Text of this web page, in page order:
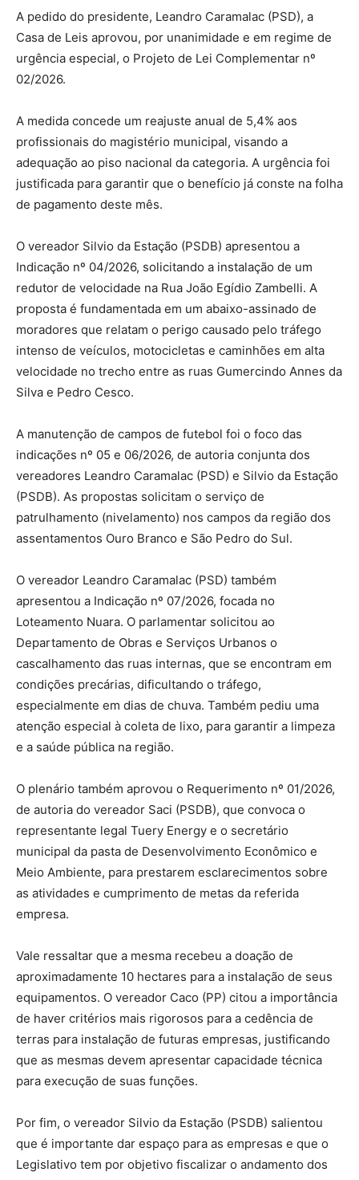
A pedido do presidente, Leandro Caramalac (PSD), a
Casa de Leis aprovou, por unanimidade e em regime de
urgência especial, o Projeto de Lei Complementar nº
02/2026.
A medida concede um reajuste anual de 5,4% aos
profissionais do magistério municipal, visando a
adequação ao piso nacional da categoria. A urgência foi
justificada para garantir que o benefício já conste na folha
de pagamento deste mês.
O vereador Silvio da Estação (PSDB) apresentou a
Indicação nº 04/2026, solicitando a instalação de um
redutor de velocidade na Rua João Egídio Zambelli. A
proposta é fundamentada em um abaixo-assinado de
moradores que relatam o perigo causado pelo tráfego
intenso de veículos, motocicletas e caminhões em alta
velocidade no trecho entre as ruas Gumercindo Annes da
Silva e Pedro Cesco.
A manutenção de campos de futebol foi o foco das
indicações nº 05 e 06/2026, de autoria conjunta dos
vereadores Leandro Caramalac (PSD) e Silvio da Estação
(PSDB). As propostas solicitam o serviço de
patrulhamento (nivelamento) nos campos da região dos
assentamentos Ouro Branco e São Pedro do Sul.
O vereador Leandro Caramalac (PSD) também
apresentou a Indicação nº 07/2026, focada no
Loteamento Nuara. O parlamentar solicitou ao
Departamento de Obras e Serviços Urbanos o
cascalhamento das ruas internas, que se encontram em
condições precárias, dificultando o tráfego,
especialmente em dias de chuva. Também pediu uma
atenção especial à coleta de lixo, para garantir a limpeza
e a saúde pública na região.
O plenário também aprovou o Requerimento nº 01/2026,
de autoria do vereador Saci (PSDB), que convoca o
representante legal Tuery Energy e o secretário
municipal da pasta de Desenvolvimento Econômico e
Meio Ambiente, para prestarem esclarecimentos sobre
as atividades e cumprimento de metas da referida
empresa.
Vale ressaltar que a mesma recebeu a doação de
aproximadamente 10 hectares para a instalação de seus
equipamentos. O vereador Caco (PP) citou a importância
de haver critérios mais rigorosos para a cedência de
terras para instalação de futuras empresas, justificando
que as mesmas devem apresentar capacidade técnica
para execução de suas funções.
Por fim, o vereador Silvio da Estação (PSDB) salientou
que é importante dar espaço para as empresas e que o
Legislativo tem por objetivo fiscalizar o andamento dos